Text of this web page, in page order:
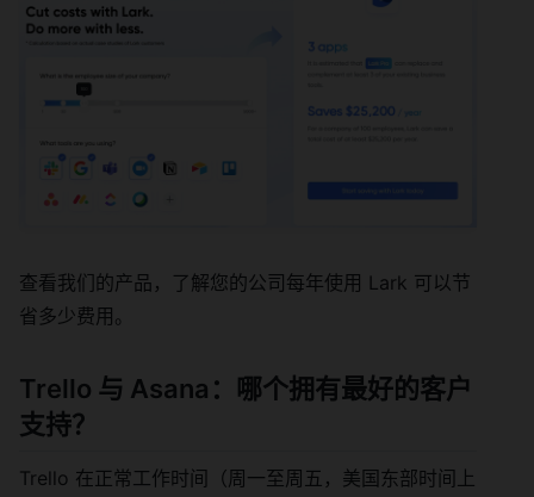
查看我们的产品，了解您的公司每年使用 Lark 可以节
省多少费用。
Trello 与 Asana：哪个拥有最好的客户
支持？
Trello 在正常工作时间（周一至周五，美国东部时间上